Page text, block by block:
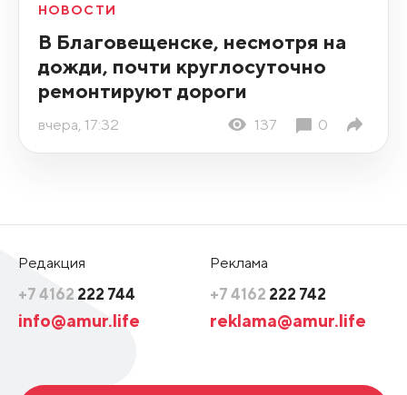
НОВОСТИ
В Благовещенске, несмотря на
дожди, почти круглосуточно
ремонтируют дороги
вчера, 17:32 137 0
Редакция
+7 4162 222 744
info@amur.life
Реклама
+7 4162 222 742
reklama@amur.life